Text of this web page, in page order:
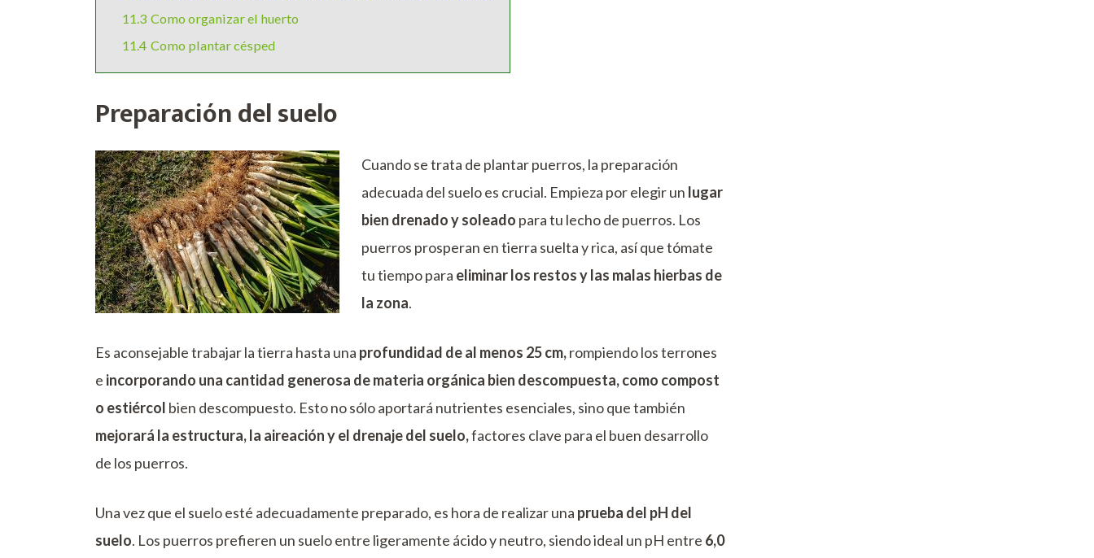
11.3 Como organizar el huerto
11.4 Como plantar césped
Preparación del suelo
Cuando se trata de plantar puerros, la preparación
adecuada del suelo es crucial. Empieza por elegir un lugar
bien drenado y soleado para tu lecho de puerros. Los
puerros prosperan en tierra suelta y rica, así que tómate
tu tiempo para eliminar los restos y las malas hierbas de
la zona.
Es aconsejable trabajar la tierra hasta una profundidad de al menos 25 cm,rompiendo los terrones
e incorporando una cantidad generosa de materia orgánica bien descompuesta, como compost
o estiércol bien descompuesto. Esto no sólo aportará nutrientes esenciales, sino que también
mejorará la estructura, la aireación y el drenaje del suelo,factores clave para el buen desarrollo
de los puerros.
Una vez que el suelo esté adecuadamente preparado, es hora de realizar una prueba del pH del
suelo. Los puerros prefieren un suelo entre ligeramente ácido y neutro, siendo ideal un pH entre 6,0